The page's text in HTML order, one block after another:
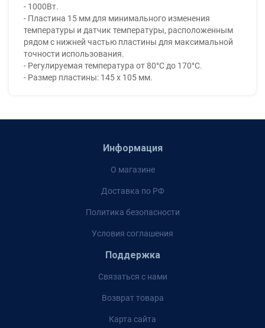
- 1000Вт.
- Пластина 15 мм для минимального изменения
температуры и датчик температуры, расположенным
рядом с нижней частью пластины для максимальной
точности использования.
- Регулируемая температура от 80°C до 170°C.
- Размер пластины: 145 x 105 мм.
Информация
О магазине
Доставка по РФ
Политика безопасности
Условия соглашения
Поддержка
Связаться с нами
Возврат товара
Карта сайта